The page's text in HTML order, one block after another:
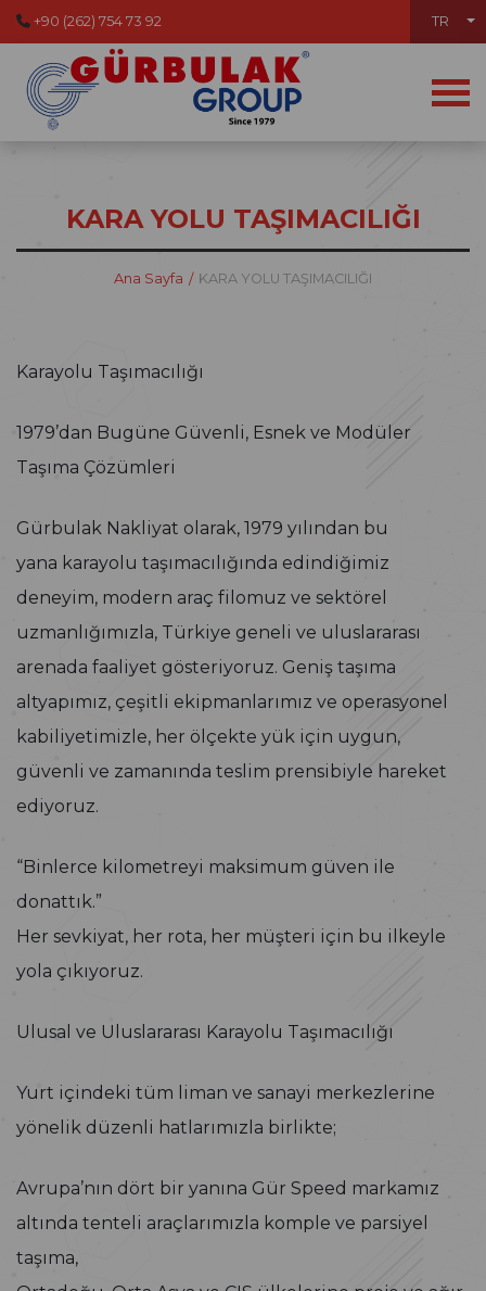
+90 (262) 754 73 92 TR
KARA YOLU TAŞIMACILIĞI
Ana Sayfa KARA YOLU TAŞIMACILIĞI
Karayolu Taşımacılığı
1979’dan Bugüne Güvenli, Esnek ve Modüler
Taşıma Çözümleri
Gürbulak Nakliyat olarak, 1979 yılından bu
yana karayolu taşımacılığında edindiğimiz
deneyim, modern araç filomuz ve sektörel
uzmanlığımızla, Türkiye geneli ve uluslararası
arenada faaliyet gösteriyoruz. Geniş taşıma
altyapımız, çeşitli ekipmanlarımız ve operasyonel
kabiliyetimizle, her ölçekte yük için uygun,
güvenli ve zamanında teslim prensibiyle hareket
ediyoruz.
“Binlerce kilometreyi maksimum güven ile
donattık.”
Her sevkiyat, her rota, her müşteri için bu ilkeyle
yola çıkıyoruz.
Ulusal ve Uluslararası Karayolu Taşımacılığı
Yurt içindeki tüm liman ve sanayi merkezlerine
yönelik düzenli hatlarımızla birlikte;
Avrupa’nın dört bir yanına Gür Speed markamız
altında tenteli araçlarımızla komple ve parsiyel
taşıma,